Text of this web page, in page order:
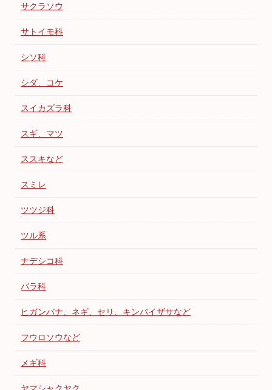
サクラソウ
サトイモ科
シソ科
シダ、コケ
スイカズラ科
スギ、マツ
ススキなど
スミレ
ツツジ科
ツル系
ナデシコ科
バラ科
ヒガンバナ、ネギ、セリ、キンバイザサなど
フウロソウなど
メギ科
ヤマシャクヤク